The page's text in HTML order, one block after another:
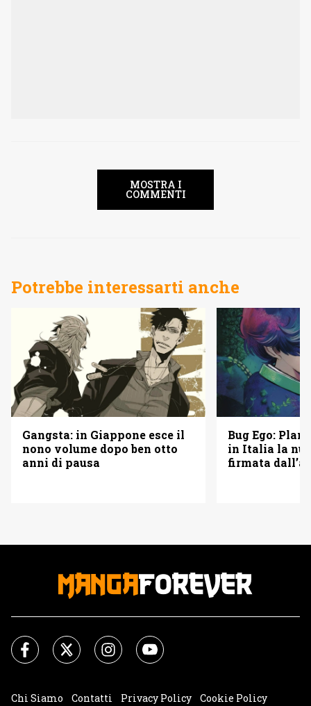
MOSTRA I
COMMENTI
Potrebbe interessarti anche
Gangsta: in Giappone esce il
nono volume dopo ben otto
anni di pausa
Bug Ego:
in Italia la
firmata
Chi Siamo Contatti Privacy Policy Cookie Policy